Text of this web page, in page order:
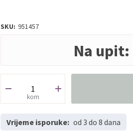
SKU: 951457
Na upit:
kom
Vrijeme isporuke: od 3 do 8 dana